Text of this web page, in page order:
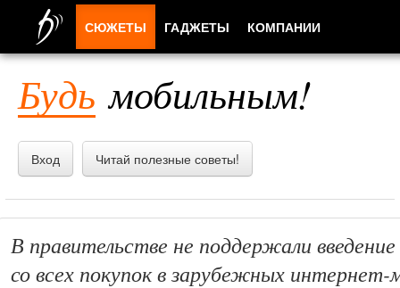
Будь мобильным!
Вход Читай полезные советы!
В правительстве не поддержали
со всех покупок в зарубежных интернет-
СЮЖЕТЫ ГАДЖЕТЫ КОМПАНИИ
ПРИЛОЖЕНИЯ